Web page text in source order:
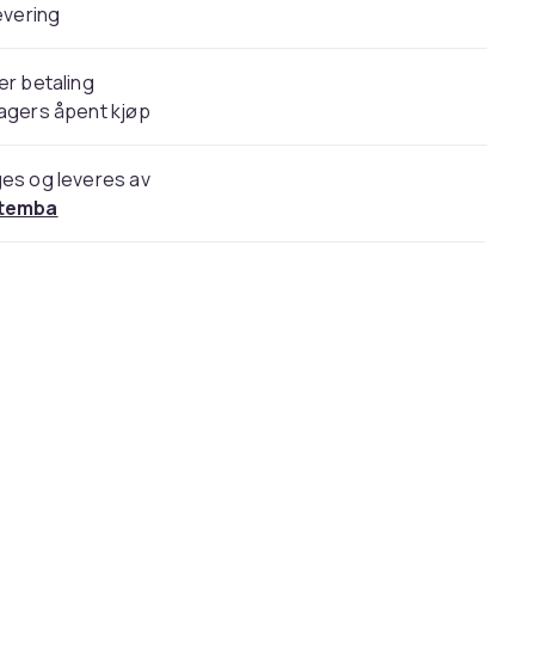
betaling
åpent kjøp
og leveres av